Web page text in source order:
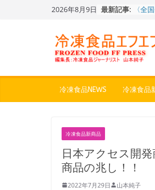
2026年8月9日 最新記事:
〈全
冷凍
から
ん。』
うこ
「
地冷
４歩
冷凍食品NEWS 冷凍食品
冷凍食品新商品
日本アクセス開
商品の兆し！！
2022年7月29日 山本純子